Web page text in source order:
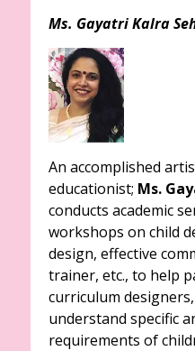
Ms. Gayatri Kalra
An accomplished
educationist; Ms.
conducts academic
workshops on child
design, effective
trainer, etc., to help
curriculum
understand specific
requirements of